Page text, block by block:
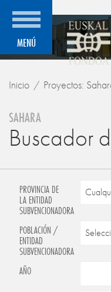
MENÚ
Inicio Proyectos:
SAHARA
Buscador
PROVINCIA DE
LA ENTIDAD
SUBVENCIONADORA
POBLACIÓN /
ENTIDAD
SUBVENCIONADORA
AÑO